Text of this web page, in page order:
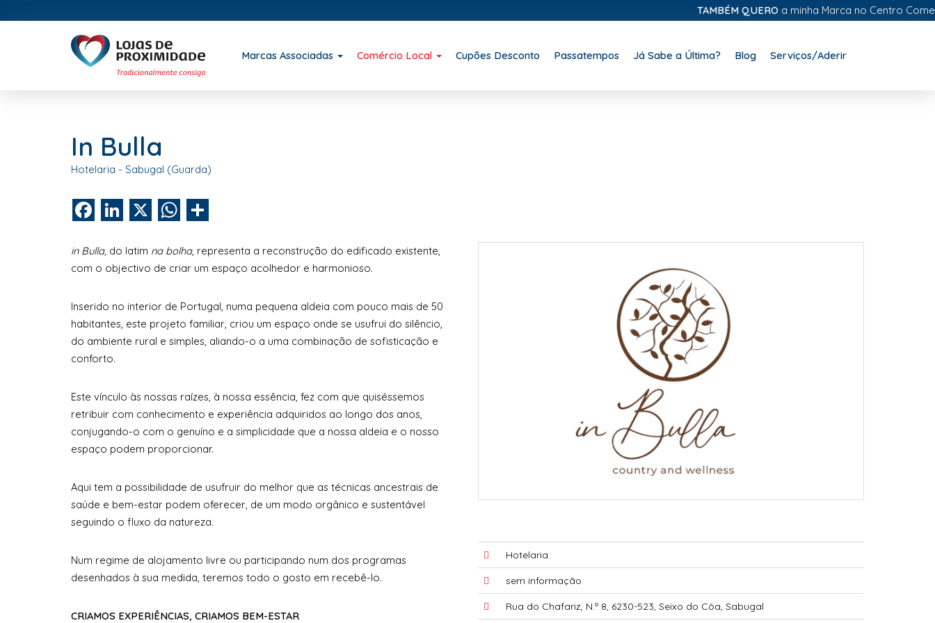
TAMBÉM QUEROa minha Marca no Centro
Marcas Associadas Comércio Local Cupões Desconto Passatempos Já Sabe a Última? Blog Serviços/Aderir
In Bulla
Hotelaria - Sabugal (Guarda)
FacebookLinkedIn WhatsApp
in Bulla, do latim na bolha, representa a reconstrução do edificado existente,
com o objectivo de criar um espaço acolhedor e harmonioso.
Inserido no interior de Portugal, numa pequena aldeia com pouco mais de 50
habitantes, este projeto familiar, criou um espaço onde se usufrui do silêncio,
do ambiente rural e simples, aliando-o a uma combinação de sofisticação e
conforto.
Este vínculo às nossas raízes, à nossa essência, fez com que quiséssemos
retribuir com conhecimento e experiência adquiridos ao longo dos anos,
conjugando-o com o genuíno e a simplicidade que a nossa aldeia e o nosso
espaço podem proporcionar.
Aqui tem a possibilidade de usufruir do melhor que as técnicas ancestrais de
saúde e bem-estar podem oferecer, de um modo orgânico e sustentável
seguindo o fluxo da natureza.
Num regime de alojamento livre ou participando num dos programas
desenhados à sua medida, teremos todo o gosto em recebê-lo.
CRIAMOS EXPERIÊNCIAS, CRIAMOS BEM-ESTAR
Hotelaria
sem informação
Rua do Chafariz, N.º 8, 6230-523, Seixo do Côa, Sabugal